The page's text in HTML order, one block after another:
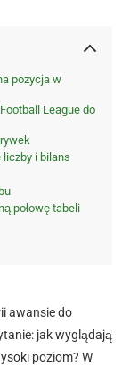
pozycja w
League do
i bilans
połowę tabeli
awansie do
jak wyglądają
poziom? W